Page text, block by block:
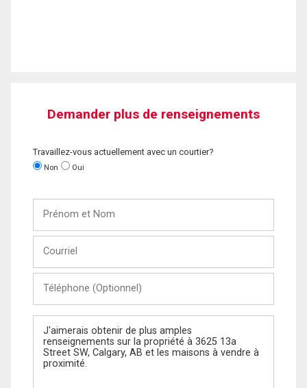
Demander plus de renseignements
Travaillez-vous actuellement avec un courtier?
Non Oui
Nom
(Optionnel)
Message